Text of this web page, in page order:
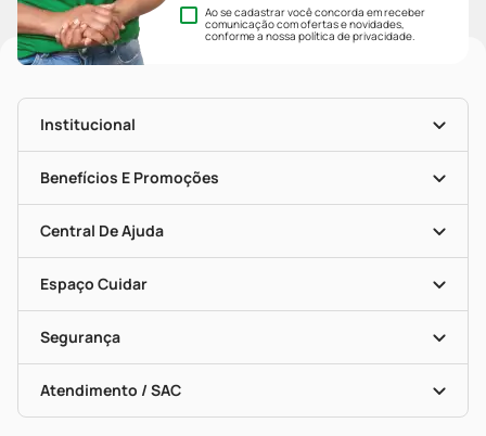
Ao se cadastrar você concorda em receber
comunicação com ofertas e novidades,
conforme a nossapolítica de privacidade.
Institucional
História
Nossas Lojas
Mapa De Categorias
Blog Da PP
Seja Uma Loja Parceira
Benefícios E Promoções
Clube PP
Convênios
Programa Popular Do Brasil
Encarte De Ofertas
Dermaclub
Descontos De Laboratório (PBM)
Cupons E Ofertas
Central De Ajuda
Entrega
Recompra Programada
Compras Com Receita
Alomed (tele-Entrega)
Formas De Pagamento
Troca E Devolução
Bulas De A A Z
Políticas De Marketplace
Espaço Cuidar
Vacinas
Serviços Farmacêuticos
Testes Rápidos
Autoteste Covid-19
Segurança
Certificado De Segurança
Portal Da Privacidade
Atendimento / SAC
WhatsApp (47) 9202-1687